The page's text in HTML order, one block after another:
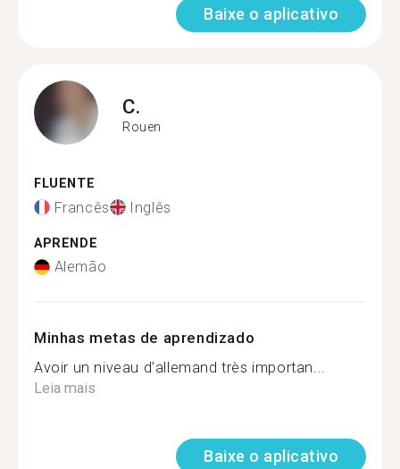
Baixe o aplicativo
C.
Rouen
FLUENTE
Francês Inglês
APRENDE
Alemão
Minhas metas de aprendizado
Avoir un niveau d’allemand très importan...
Leia mais
Baixe o aplicativo